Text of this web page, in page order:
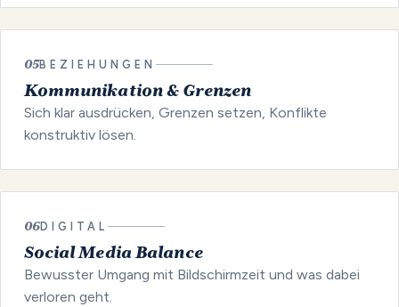
05BEZIEHUNGEN
Kommunikation & Grenzen
Sich klar ausdrücken, Grenzen setzen, Konflikte
konstruktiv lösen.
06DIGITAL
Social Media Balance
Bewusster Umgang mit Bildschirmzeit und was dabei
verloren geht.